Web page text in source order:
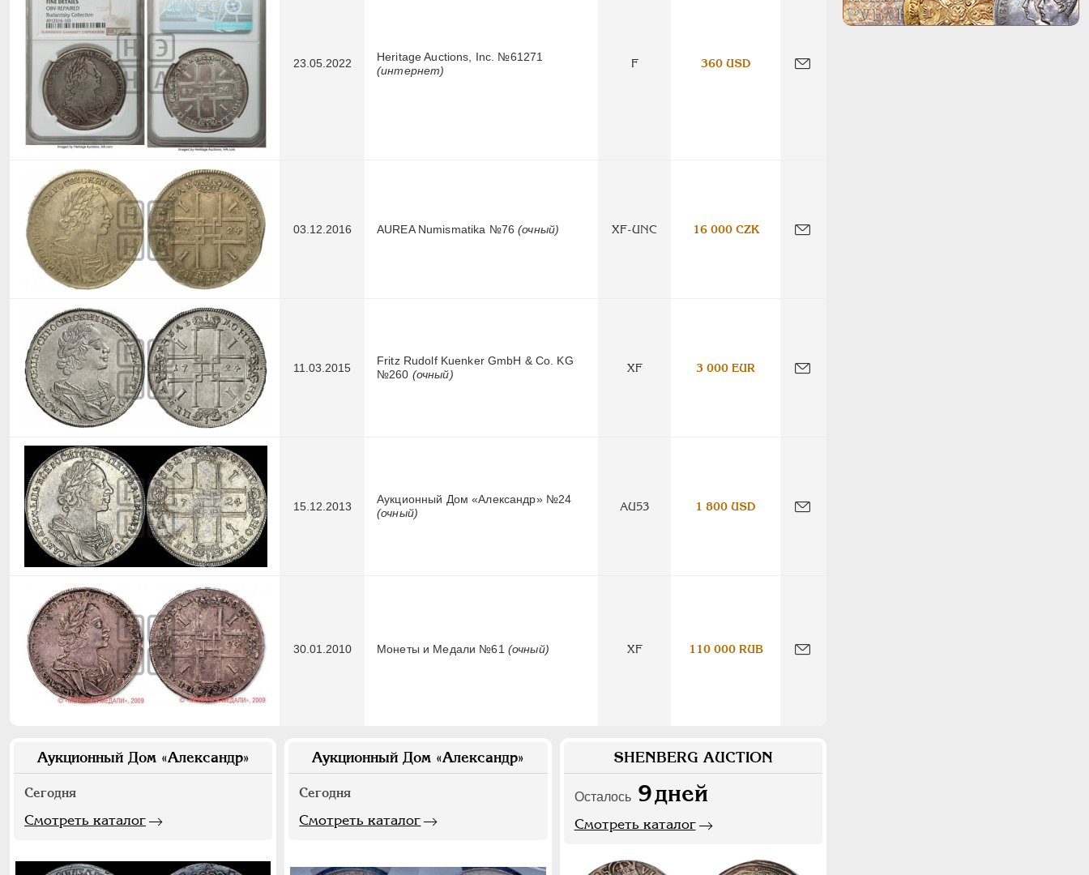
23.05.2022
Heritage Auctions, Inc. №61271
(интернет)
F 360 USD
03.12.2016 AUREA Numismatika №76(очный) XF-UNC 16 000 CZK
11.03.2015
Fritz Rudolf Kuenker GmbH & Co. KG
№260 (очный)
XF 3 000 EUR
15.12.2013
Аукционный Дом «Александр» №24
(очный)
AU53 1 800 USD
30.01.2010 Монеты и Медали №61 (очный) XF 110 000 RUB
Аукционный Дом «Александр»
Сегодня
Смотреть каталог
Аукционный Дом «Александр»
Сегодня
Смотреть каталог
SHENBERG AUCTION
Осталось 9дней
Смотреть каталог